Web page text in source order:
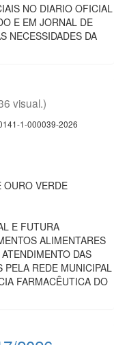
NO DIARIO OFICIAL
E EM JORNAL DE
NECESSIDADES DA
visual.)
1-000039-2026
OURO VERDE
E FUTURA
ALIMENTARES
DAS
PELA REDE MUNICIPAL
FARMACÊUTICA DO